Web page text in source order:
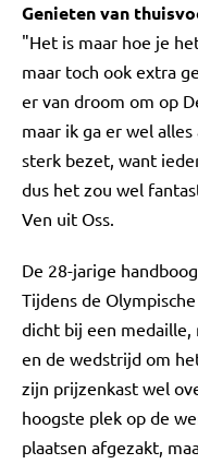
Genieten van
"Het is maar hoe je
maar toch ook extra
er van droom om op
maar ik ga er wel
sterk bezet, want
dus het zou wel
Ven uit Oss.
De 28-jarige
Tijdens de
dicht bij een
en de wedstrijd om
zijn prijzenkast wel
hoogste plek op de
plaatsen afgezakt,